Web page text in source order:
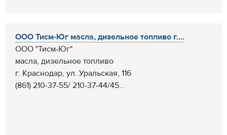
ООО Тисм-Юг масла, дизельное топливо г....
ООО "Тисм-Юг"
масла, дизельное топливо
г. Краснодар, ул. Уральская, 116
(861) 210-37-55/ 210-37-44/45...